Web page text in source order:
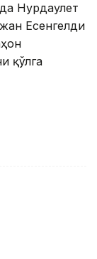
Нурдаулет
Есенгелди
қўлга